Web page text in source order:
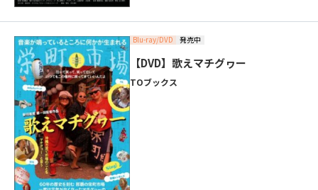
Blu-ray/DVD 発売中
【DVD】歌えマチグヮー
TOブックス